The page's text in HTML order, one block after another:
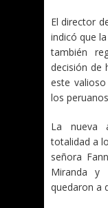
El director
indicó que
también
decisión de
este
los
La nueva
totalidad a
señora
Miranda y
quedaron a